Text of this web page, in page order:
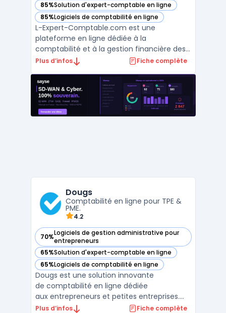
85%Solution d'expert-comptable en ligne
— voir L-Expert-Comptable.com dans cette catégorie
85%Logiciels de comptabilité en ligne
— voir L-Expert-Comptable.com dans cette catégorie
L-Expert-Comptable.com est une
plateforme en ligne dédiée à la
comptabilité et à la gestion financière des
entreprises. Offrant une gamme complète
entreprises de gérer efficacement leurs
finances, de respecter les réglementations
fiscales et de bénéficier d ...
Plus d’infos Fiche complète
Dougs
Comptabilité en ligne pour TPE &
PME.
4.2
70%Logiciels de gestion administrative pour
entrepreneurs
— voir Dougs dans cette catégorie
65%Solution d'expert-comptable en ligne
— voir Dougs dans cette catégorie
65%Logiciels de comptabilité en ligne
— voir Dougs dans cette catégorie
Dougs est une solution innovante
de comptabilité en ligne dédiée
aux entrepreneurs et petites entreprises.
Grâce à son interface intuitive et ses outils
Plus d’infos Fiche complète